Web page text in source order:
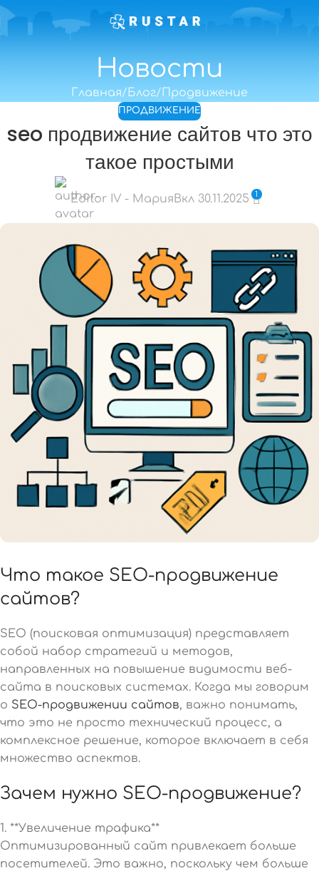
Новости
Главная Блог Продвижение
ПРОДВИЖЕНИЕ
seo продвижение сайтов что это
такое простыми
Editor IV - Мария Вкл 30.11.2025 1
Что такое SEO-продвижение
сайтов?
SEO (поисковая оптимизация) представляет
собой набор стратегий и методов,
направленных на повышение видимости веб-
сайта в поисковых системах. Когда мы говорим
о SEO-продвижении сайтов, важно понимать,
что это не просто технический процесс, а
комплексное решение, которое включает в себя
множество аспектов.
Зачем нужно SEO-продвижение?
1. **Увеличение трафика**
Оптимизированный сайт привлекает больше
посетителей. Это важно, поскольку чем больше